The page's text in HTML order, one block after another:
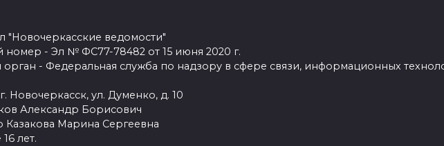
"Новочеркасские ведомости"
номер - Эл № ФС77-78482 от 15 июня 2020 г.
- Федеральная служба по надзору в сфере связи, информационных
Новочеркасск, ул. Думенко, д. 10
Александр Борисович
Казакова Марина Сергеевна
лет.